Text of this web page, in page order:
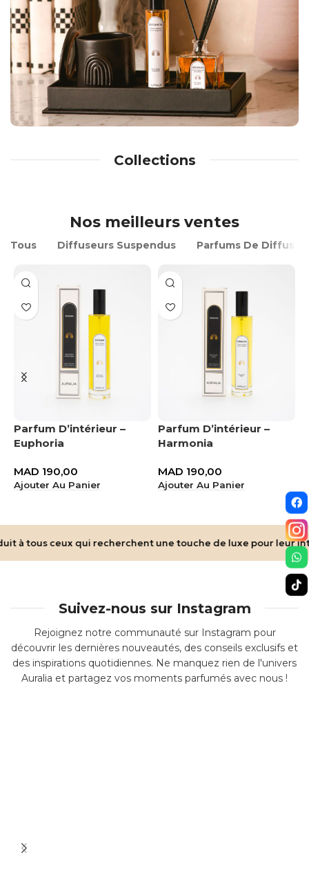
Collections
Nos meilleurs ventes
Tous Diffuseurs Suspendus Parfums De
Parfum D’intérieur –
Euphoria
MAD 190,00
Ajouter Au Panier
Parfum D’intérieur –
Harmonia
MAD 190,00
Ajouter Au Panier
à tous ceux qui recherchent une touche de luxe pour leur
Suivez-nous sur Instagram
Rejoignez notre communauté sur Instagram pour
découvrir les dernières nouveautés, des conseils exclusifs et
des inspirations quotidiennes. Ne manquez rien de l'univers
Auralia et partagez vos moments parfumés avec nous !